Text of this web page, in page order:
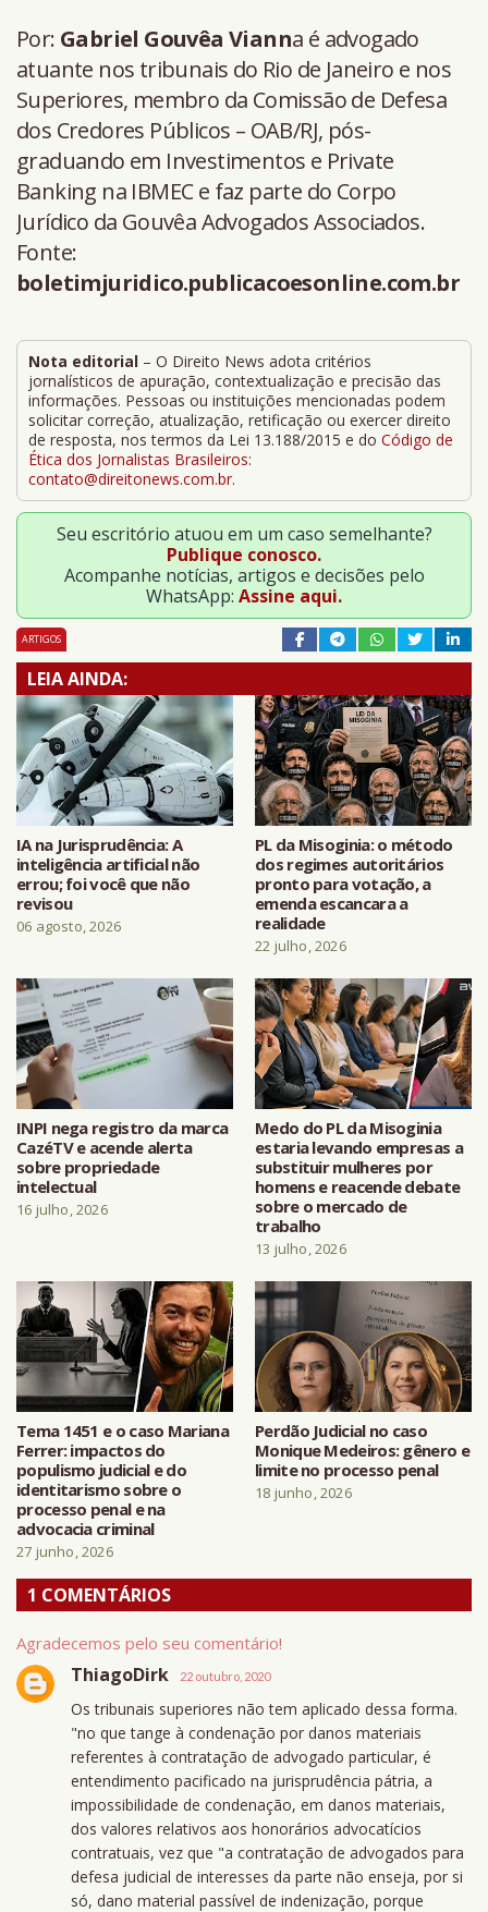
Por: Gabriel Gouvêa Vianna é advogado
atuante nos tribunais do Rio de Janeiro e nos
Superiores, membro da Comissão de Defesa
dos Credores Públicos – OAB/RJ, pós-
graduando em Investimentos e Private
Banking na IBMEC e faz parte do Corpo
Jurídico da Gouvêa Advogados Associados.
Fonte:
boletimjuridico.publicacoesonline.com.br
Nota editorial – O Direito News adota critérios
jornalísticos de apuração, contextualização e precisão das
informações. Pessoas ou instituições mencionadas podem
solicitar correção, atualização, retificação ou exercer direito
de resposta, nos termos da Lei 13.188/2015 e do Código de
Ética dos Jornalistas Brasileiros:
contato@direitonews.com.br.
Seu escritório atuou em um caso semelhante?
Publique conosco.
Acompanhe notícias, artigos e decisões pelo
WhatsApp: Assine aqui.
ARTIGOS
LEIA AINDA:
IA na Jurisprudência: A
inteligência artificial não
errou; foi você que não
revisou
06 agosto, 2026
PL da Misoginia: o método
dos regimes autoritários
pronto para votação, a
emenda escancara a
realidade
22 julho, 2026
INPI nega registro da marca
CazéTV e acende alerta
sobre propriedade
intelectual
16 julho, 2026
Medo do PL da Misoginia
estaria levando empresas a
substituir mulheres por
homens e reacende debate
sobre o mercado de
trabalho
13 julho, 2026
Tema 1451 e o caso Mariana
Ferrer: impactos do
populismo judicial e do
identitarismo sobre o
processo penal e na
advocacia criminal
27 junho, 2026
Perdão Judicial no caso
Monique Medeiros: gênero e
limite no processo penal
18 junho, 2026
1 COMENTÁRIOS
Agradecemos pelo seu comentário!
ThiagoDirk 22 outubro, 2020
Os tribunais superiores não tem aplicado dessa forma.
"no que tange à condenação por danos materiais
referentes à contratação de advogado particular, é
entendimento pacificado na jurisprudência pátria, a
impossibilidade de condenação, em danos materiais,
dos valores relativos aos honorários advocatícios
contratuais, vez que "a contratação de advogados para
defesa judicial de interesses da parte não enseja, por si
só, dano material passível de indenização, porque